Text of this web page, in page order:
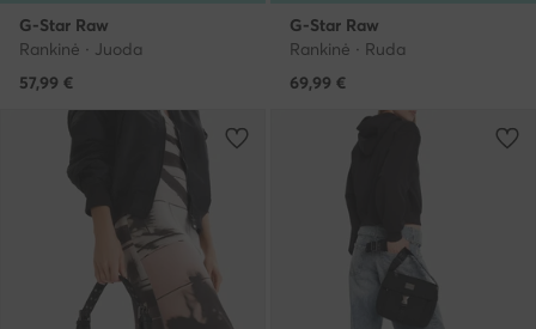
G-Star Raw
Rankinė · Juoda
57,99 €
G-Star Raw
Rankinė · Ruda
69,99 €